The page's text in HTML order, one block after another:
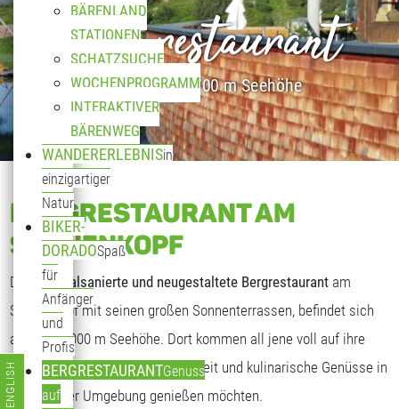
BÄRENLAND
STATIONEN
SCHATZSUCHE
WOCHENPROGRAMM
INTERAKTIVER
BÄRENWEG
WANDERERLEBNISin
einzigartiger
Natur
BIKER-
DORADOSpaß
für
Anfänger
und
Profis
BERGRESTAURANTGenuss
auf
Bergrestaurant
Genuss auf 1.700 m Seehöhe
BERGRESTAURANT AM
SONNENKOPF
Das generalsanierte und neugestaltete Bergrestaurant am
Sonnenkopf mit seinen großen Sonnenterrassen, befindet sich
auf fast 2.000 m Seehöhe. Dort kommen all jene voll auf ihre
Kosten, die freundliche Gastlichkeit und kulinarische Genüsse in
traumhafter Umgebung genießen möchten.
Sprache auswählen
ENGLISH